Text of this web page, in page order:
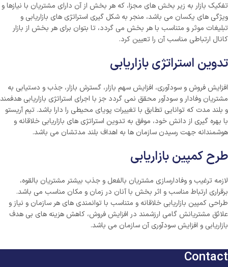
تفکیک بازار به زیر بخش های مجزا، که هر بخش از آن دارای مشتریان با نیازها و
ویژگی های یکسان می باشد، منجر به شکل گیری استراتژی های بازاریابی و
تبلیغات موثر و متناسب با هر بخش می گردد، تا بتوان برای هر بخش از بازار
کانال ارتباطی مناسب آن را تعیین کرد.
تدوین استراتژی بازاریابی
افزایش فروش و سودآوری، افزایش سهم بازار، گسترش بازار، جذب و دستیابی به
مشتریان وفادار و سودآور محقق نمی گردد جز با اجرای استراتژی بازاریابی هدفمند
و بلند مدت که توانایی تطابق با تغییرات پویای محیطی را دارا باشد. تیم آریستو
با بهره گیری از دانش خود، موفق به تدوین استراتژی های بازاریابی خلاقانه و
هوشمندانه جهت رسیدن سازمان ها به اهداف بلند مدتشان می باشد.
طرح کمپین بازاریابی
لازمه ترغیب و وفادارسازی مشتریان بالفعل و جذب بیشتر مشتریان بالقوه،
برقراری ارتباط مناسب و اثر بخش با آنان در زمان و مکان مناسب می باشد.
طراحی کمپین بازاریابی خلاقانه و متناسب با توانمندی های هر سازمان و نیاز و
علائق مشتریانش گامی ارزشمند در افزایش فروش، کاهش هزینه های بی هدف
بازاریابی و افزایش سودآوری آن سازمان می باشد.
Contact